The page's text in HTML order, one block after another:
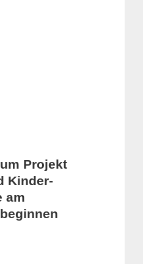
Projekt
Kinder-
am